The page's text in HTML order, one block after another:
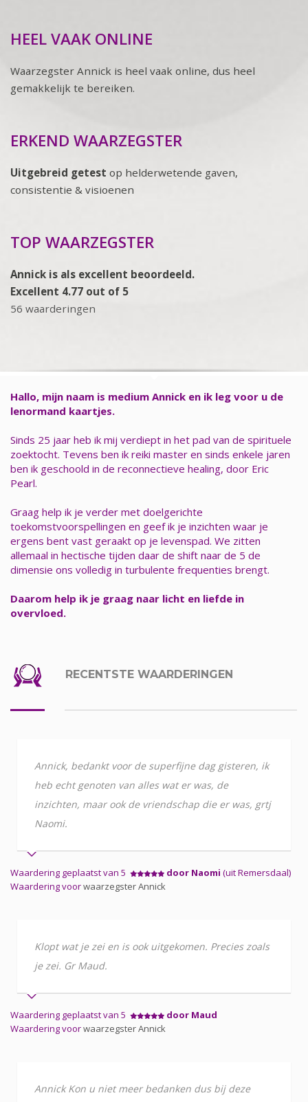
HEEL VAAK ONLINE
Waarzegster Annick is heel vaak online, dus heel
gemakkelijk te bereiken.
ERKEND WAARZEGSTER
Uitgebreid getest op helderwetende gaven,
consistentie & visioenen
TOP WAARZEGSTER
Annick is als excellent beoordeeld.
Excellent 4.77 out of 5
56 waarderingen
Hallo, mijn naam is medium Annick en ik leg voor u de
lenormand kaartjes.
Sinds 25 jaar heb ik mij verdiept in het pad van de spirituele
zoektocht. Tevens ben ik reiki master en sinds enkele jaren
ben ik geschoold in de reconnectieve healing, door Eric
Pearl.
Graag help ik je verder met doelgerichte
toekomstvoorspellingen en geef ik je inzichten waar je
ergens bent vast geraakt op je levenspad. We zitten
allemaal in hectische tijden daar de shift naar de 5 de
dimensie ons volledig in turbulente frequenties brengt.
Daarom help ik je graag naar licht en liefde in
overvloed.
RECENTSTE WAARDERINGEN
Annick, bedankt voor de superfijne dag gisteren, ik
heb echt genoten van alles wat er was, de
inzichten, maar ook de vriendschap die er was, grtj
Naomi.
Waardering geplaatst van 5 door Naomi (uit Remersdaal)
Waardering voorwaarzegster Annick
Klopt wat je zei en is ook uitgekomen. Precies zoals
je zei. Gr Maud.
Waardering geplaatst van 5
door Maud
Waardering voorwaarzegster Annick
Annick Kon u niet meer bedanken dus bij deze